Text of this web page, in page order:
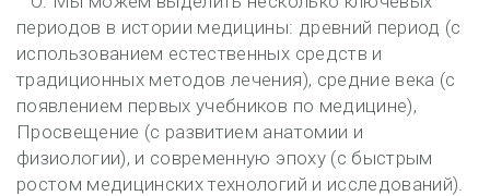
периодов в истории медицины: древний период (с
использованием естественных средств и
традиционных методов лечения), средние века (с
появлением первых учебников по медицине),
Просвещение (с развитием анатомии и
физиологии), и современную эпоху (с быстрым
ростом медицинских технологий и исследований).